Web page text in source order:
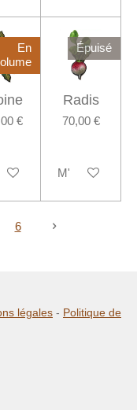
En
€
au panier
Épuisé
Radis
70,00 €
M'avertir si
6
légales - Politique de